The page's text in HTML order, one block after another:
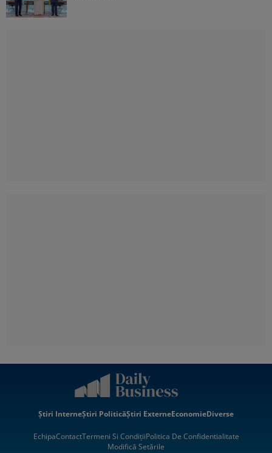
Știri InterneȘtiri PoliticăȘtiri ExterneEconomieDiverse
EchipaContactTermeni Si CondițiiPolitica De Confidentialitate
Modifică Setările